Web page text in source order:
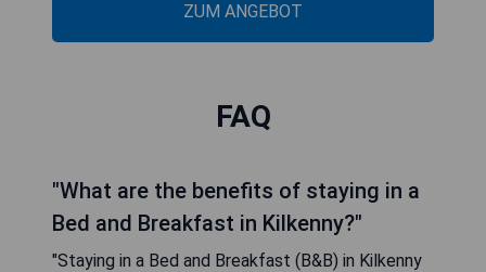
ZUM ANGEBOT
FAQ
"What are the benefits of staying in a
Bed and Breakfast in Kilkenny?"
"Staying in a Bed and Breakfast (B&B) in Kilkenny